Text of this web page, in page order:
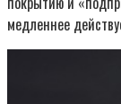
мед­лен­нее